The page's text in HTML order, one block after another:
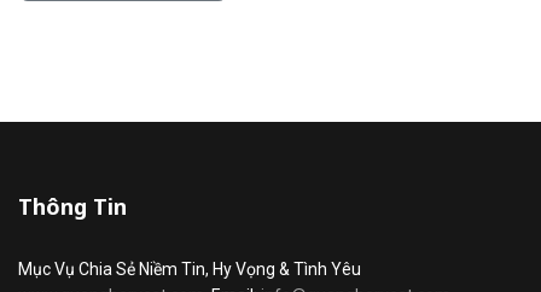
Thông Tin
Mục Vụ Chia Sẻ Niềm Tin, Hy Vọng & Tình Yêu